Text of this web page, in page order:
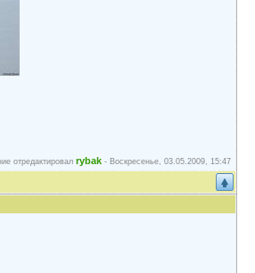
отредактировал rybak - Воскресенье, 03.05.2009, 15:47